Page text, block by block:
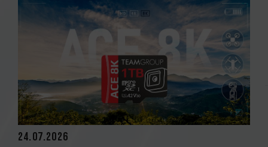
24.07.2026